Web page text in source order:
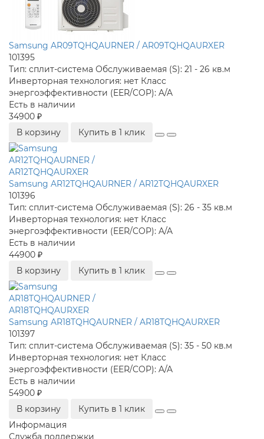
Samsung AR09TQHQAURNER / AR09TQHQAURXER
101395
Тип: сплит-система Обслуживаемая (S): 21 - 26 кв.м
Инверторная технология: нет Класс
энергоэффективности (EER/COP): A/A
Есть в наличии
34900 ₽
В корзину
Купить в 1 клик
Samsung AR12TQHQAURNER / AR12TQHQAURXER
101396
Тип: сплит-система Обслуживаемая (S): 26 - 35 кв.м
Инверторная технология: нет Класс
энергоэффективности (EER/COP): A/A
Есть в наличии
44900 ₽
В корзину
Купить в 1 клик
Samsung AR18TQHQAURNER / AR18TQHQAURXER
101397
Тип: сплит-система Обслуживаемая (S): 35 - 50 кв.м
Инверторная технология: нет Класс
энергоэффективности (EER/COP): A/A
Есть в наличии
54900 ₽
В корзину
Купить в 1 клик
Информация
Служба поддержки